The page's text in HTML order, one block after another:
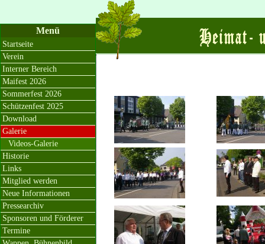
Menü
Startseite
Verein
Interner Bereich
Maifest 2026
Sommerfest 2026
Schützenfest 2025
Download
Galerie
Videos-Galerie
Historie
Links
Mitglied werden
Neue Informationen
Pressearchiv
Sponsoren und Förderer
Termine